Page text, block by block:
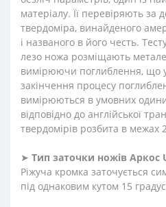
матеріалу. Її перевіряють за
твердоміра, винайденого
і названого в його честь.
лезо ножа розміщають
вимірюючи поглиблення, що
закінчення процесу
вимірюються в умовних
відповідно до англійської
твердомірів розбита в межах
➤ Тип заточки ножів Аркос
Ріжуча кромка заточується
під однаковим кутом 15